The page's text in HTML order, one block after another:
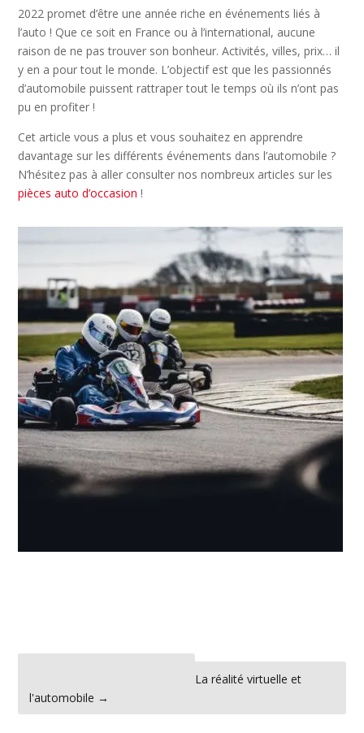
2022 promet d’être une année riche en événements liés à
l’auto ! Que ce soit en France ou à l’international, aucune
raison de ne pas trouver son bonheur. Activités, villes, prix… il
y en a pour tout le monde. L’objectif est que les passionnés
d’automobile puissent rattraper tout le temps où ils n’ont pas
pu en profiter !
Cet article vous a plus et vous souhaitez en apprendre
davantage sur les différents événements dans l’automobile ?
N’hésitez pas à aller consulter nos nombreux articles sur les
pièces auto d’occasion!
La réalité virtuelle et
l'automobile →